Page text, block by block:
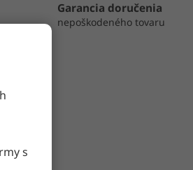
s
Garancia doručenia
nepoškodeného tovaru